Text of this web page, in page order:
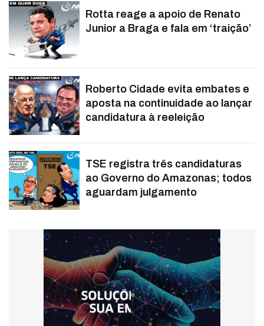
Rotta reage a apoio de Renato
Junior a Braga e fala em ‘traição’
Roberto Cidade evita embates e
aposta na continuidade ao lançar
candidatura à reeleição
TSE registra três candidaturas
ao Governo do Amazonas; todos
aguardam julgamento